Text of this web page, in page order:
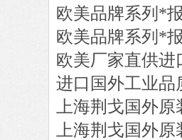
欧美品牌系列*
欧美品牌系列*
欧美厂家直供进
进口国外工业品
上海荆戈国外
上海荆戈国外